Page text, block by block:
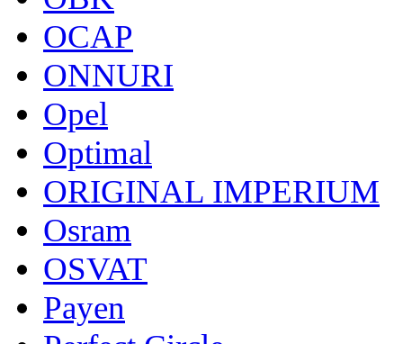
OCAP
ONNURI
Opel
Optimal
ORIGINAL IMPERIUM
Osram
OSVAT
Payen